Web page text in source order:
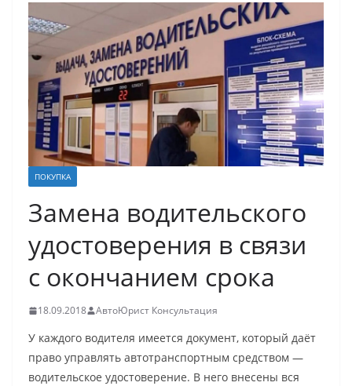
ПОКУПКА
Замена водительского
удостоверения в связи
с окончанием срока
18.09.2018 АвтоЮрист Консультация
У каждого водителя имеется документ, который даёт
право управлять автотранспортным средством —
водительское удостоверение. В него внесены вся